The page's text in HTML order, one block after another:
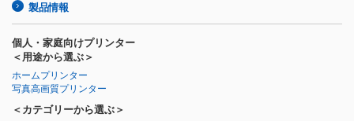
製品情報
個人・家庭向けプリンター
＜用途から選ぶ＞
ホームプリンター
写真高画質プリンター
＜カテゴリーから選ぶ＞